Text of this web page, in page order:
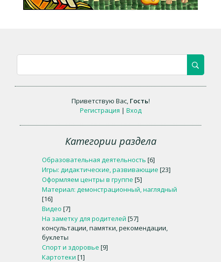
Приветствую Вас, Гость!
Регистрация | Вход
Категории раздела
Образовательная деятельность [6]
Игры: дидактические, развивающие [23]
Оформляем центры в группе [5]
Материал: демонстрационный, наглядный
[16]
Видео [7]
На заметку для родителей [57]
консультации, памятки, рекомендации,
буклеты
Спорт и здоровье [9]
Картотеки [1]